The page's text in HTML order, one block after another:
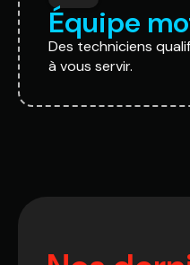
Équipe
Des techniciens
à vous servir.